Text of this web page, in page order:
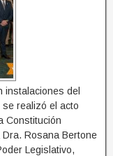
instalaciones del
realizó el acto
Constitución
Rosana Bertone
Legislativo,